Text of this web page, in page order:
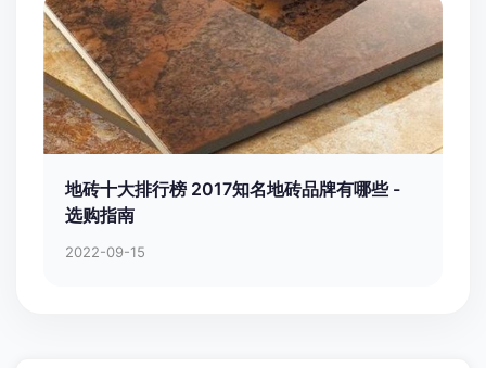
地砖十大排行榜 2017知名地砖品牌有哪些 -
选购指南
2022-09-15